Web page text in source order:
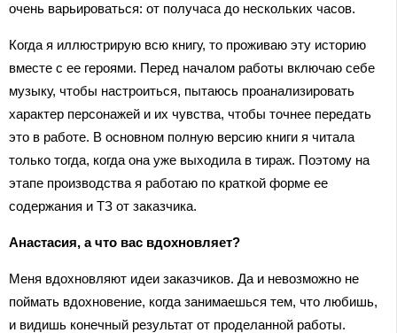
очень варьироваться: от получаса до нескольких часов.
Когда я иллюстрирую всю книгу, то проживаю эту историю
вместе с ее героями. Перед началом работы включаю себе
музыку, чтобы настроиться, пытаюсь проанализировать
характер персонажей и их чувства, чтобы точнее передать
это в работе. В основном полную версию книги я читала
только тогда, когда она уже выходила в тираж. Поэтому на
этапе производства я работаю по краткой форме ее
содержания и ТЗ от заказчика.
Анастасия, а что вас вдохновляет?
Меня вдохновляют идеи заказчиков. Да и невозможно не
поймать вдохновение, когда занимаешься тем, что любишь,
и видишь конечный результат от проделанной работы.